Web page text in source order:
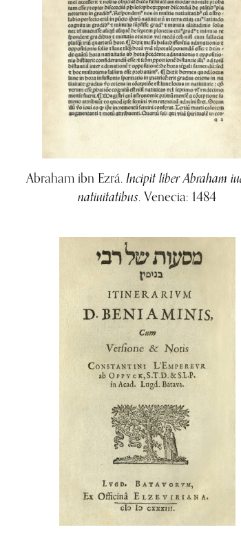
Abraham ibn Ezrá. Incipit liber Abraham
natiuitatibus. Venecia: 1484